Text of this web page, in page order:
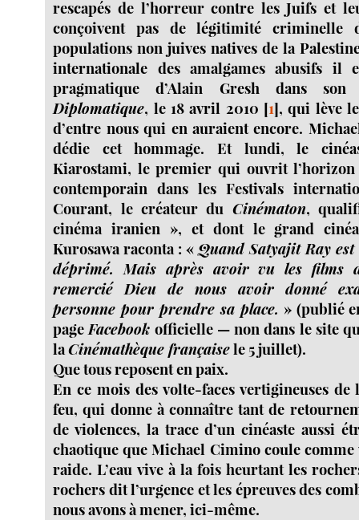
rescapés de l’horreur contre les Juifs et
conçoivent pas de légitimité criminelle
populations non juives natives de la
internationale des amalgames abusifs il
pragmatique d’Alain Gresh dans
Diplomatique, le 18 avril 2010 [1], qui lève
d’entre nous qui en auraient encore.
dédie cet hommage. Et lundi, le
Kiarostami, le premier qui ouvrit
contemporain dans les Festivals
Courant, le créateur du Cinématon,
cinéma iranien », et dont le grand
Kurosawa raconta : « Quand Satyajit Ray est
déprimé. Mais après avoir vu les films
remercié Dieu de nous avoir donné
personne pour prendre sa place. » (publié
page Facebook officielle — non dans le site
laCinémathèque françaisele 5 juillet).
Que tous reposent en paix.
En ce mois des volte-faces vertigineuses de
feu, qui donne à connaître tant de
de violences, la trace d’un cinéaste aussi
chaotique que Michael Cimino coule
raide. L’eau vive à la fois heurtant les
rochers dit l’urgence et les épreuves des
nous avons à mener, ici-même.